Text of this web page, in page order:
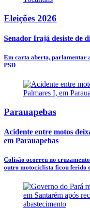
Eleições 2026
Senador Irajá desiste de
Em carta aberta, parlamentar
PSD
Parauapebas
Acidente entre motos
em Parauapebas
Colisão ocorreu no
outro motociclista ficou ferido